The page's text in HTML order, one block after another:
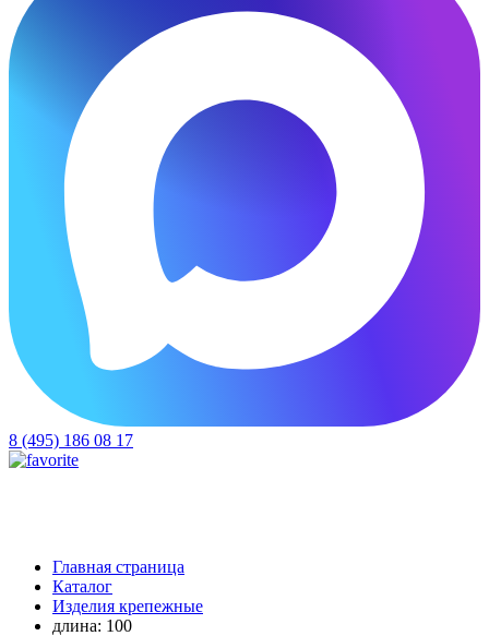
8 (495) 186 08 17
Главная страница
Каталог
Изделия крепежные
длина: 100